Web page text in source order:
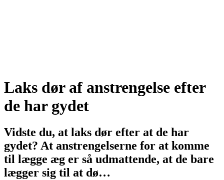
Laks dør af anstrengelse efter
de har gydet
Vidste du, at laks dør efter at de har
gydet? At anstrengelserne for at komme
til lægge æg er så udmattende, at de bare
lægger sig til at dø…